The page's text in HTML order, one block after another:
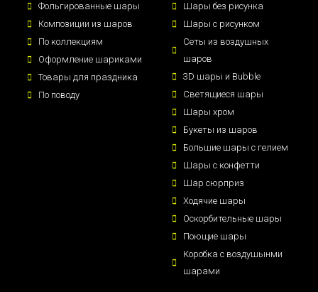
Фольгированные шары
Композиции из шаров
По коллекциям
Оформление шариками
Товары для праздника
По поводу
Шары без рисунка
Шары с рисунком
Сеты из воздушных
шаров
3D шары и Bubble
Светящиеся шары
Шары хром
Букеты из шаров
Большие шары с гелием
Шары с конфетти
Шар сюрприз
Ходячие шары
Оскорбительные шары
Поющие шары
Коробка с воздушынми
шарами